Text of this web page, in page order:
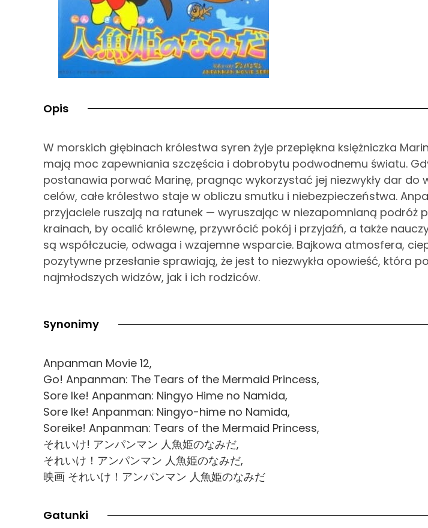
Opis
W morskich głębinach królestwa syren żyje przepiękna księżniczka
mają moc zapewniania szczęścia i dobrobytu podwodnemu światu.
postanawia porwać Marinę, pragnąc wykorzystać jej niezwykły dar do
celów, całe królestwo staje w obliczu smutku i niebezpieczeństwa.
przyjaciele ruszają na ratunek — wyruszając w niezapomnianą podróż
krainach, by ocalić królewnę, przywrócić pokój i przyjaźń, a także
są współczucie, odwaga i wzajemne wsparcie. Bajkowa atmosfera,
pozytywne przesłanie sprawiają, że jest to niezwykła opowieść, która
najmłodszych widzów, jak i ich rodziców.
Synonimy
Anpanman Movie 12,
Go! Anpanman: The Tears of the Mermaid Princess,
Sore Ike! Anpanman: Ningyo Hime no Namida,
Sore Ike! Anpanman: Ningyo-hime no Namida,
Soreike! Anpanman: Tears of the Mermaid Princess,
それいけ! アンパンマン 人魚姫のなみだ,
それいけ！アンパンマン 人魚姫のなみだ,
映画 それいけ！アンパンマン 人魚姫のなみだ
Gatunki